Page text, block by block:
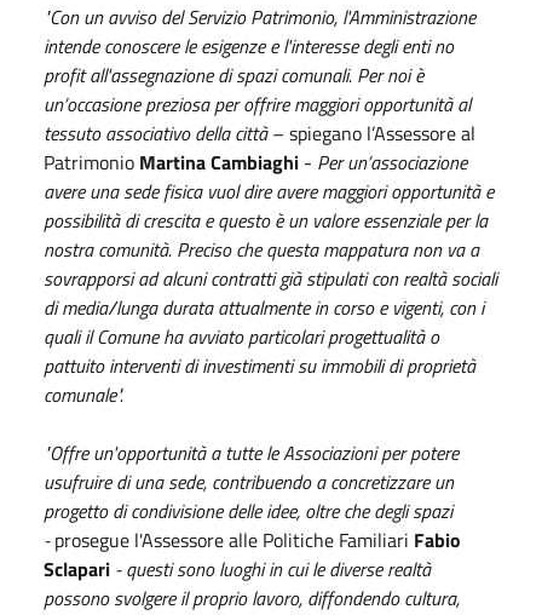
"Con un avviso del Servizio Patrimonio, l'Amministrazione
intende conoscere le esigenze e l'interesse degli enti no
profit all'assegnazione di spazi comunali. Per noi è
un’occasione preziosa per offrire maggiori opportunità al
tessuto associativo della città– spiegano l’Assessore al
Patrimonio Martina Cambiaghi - Per un’associazione
avere una sede fisica vuol dire avere maggiori opportunità e
possibilità di crescita e questo è un valore essenziale per la
nostra comunità. Preciso che questa mappatura non va a
sovrapporsi ad alcuni contratti già stipulati con realtà sociali
di media/lunga durata attualmente in corso e vigenti, con i
quali il Comune ha avviato particolari progettualità o
pattuito interventi di investimenti su immobili di proprietà
comunale".
"Offre un'opportunità a tutte le Associazioni per potere
usufruire di una sede, contribuendo a concretizzare un
progetto di condivisione delle idee, oltre che degli spazi
-prosegue l'Assessore alle Politiche Familiari Fabio
Sclapari - questi sono luoghi in cui le diverse realtà
possono svolgere il proprio lavoro, diffondendo cultura,